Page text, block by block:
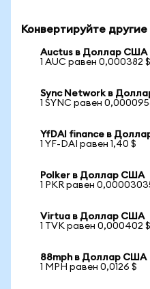
Конвертируйте
Auctus в Доллар США
1 AUC равен 0,000382 $
Sync Network в
1 SYNC равен
YfDAI finance в
1 YF-DAI равен 1,40 $
Polker в Доллар США
1 PKR равен
Virtua в Доллар США
1 TVK равен 0,000402 $
88mph в Доллар США
1 MPH равен 0,0126 $